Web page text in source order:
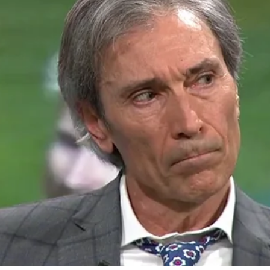
WhatsappFacebook
X
Pedrerol El Chiringuito de Jugones